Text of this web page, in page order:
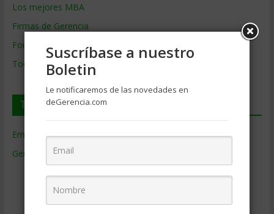
Los mejores MBA
Firmas de Gerencia
Formación de Gerencia
Todos los Temas
Temas de Gerencia
Empresas de Gerencia(38)
Gerencia
(9.477)
Contabilidad(466)
Educacion Gerencial(454)
Suscríbase a nuestro
Boletin
Le notificaremos de las novedades en
deGerencia.com